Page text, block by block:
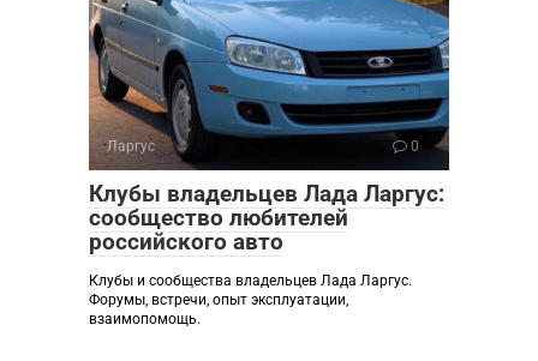
Ларгус 0
Клубы владельцев Лада Ларгус:
сообщество любителей
российского авто
Клубы и сообщества владельцев Лада Ларгус.
Форумы, встречи, опыт эксплуатации,
взаимопомощь.